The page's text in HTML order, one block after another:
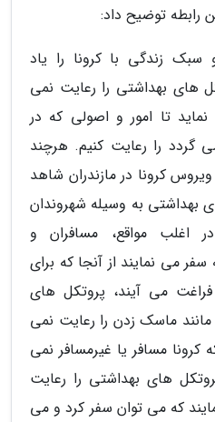
رابطه توضیح داد:
سبک زندگی با کرونا را یاد
های بهداشتی را رعایت نمی
تا امور و اصولی که در
گردد را رعایت کنیم. هرچند
کرونا در مازندران شاهد
بهداشتی به وسیله شهروندان
اغلب مواقع، مسافران و
می نمایند از آنجا که برای
می آیند، پروتکل های
ماسک زدن را رعایت نمی
مسافر یا غیرمسافر نمی
های بهداشتی را رعایت
که می توان سفر کرد و می